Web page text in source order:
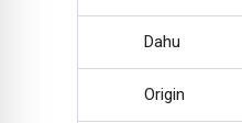
Dahu
Origin